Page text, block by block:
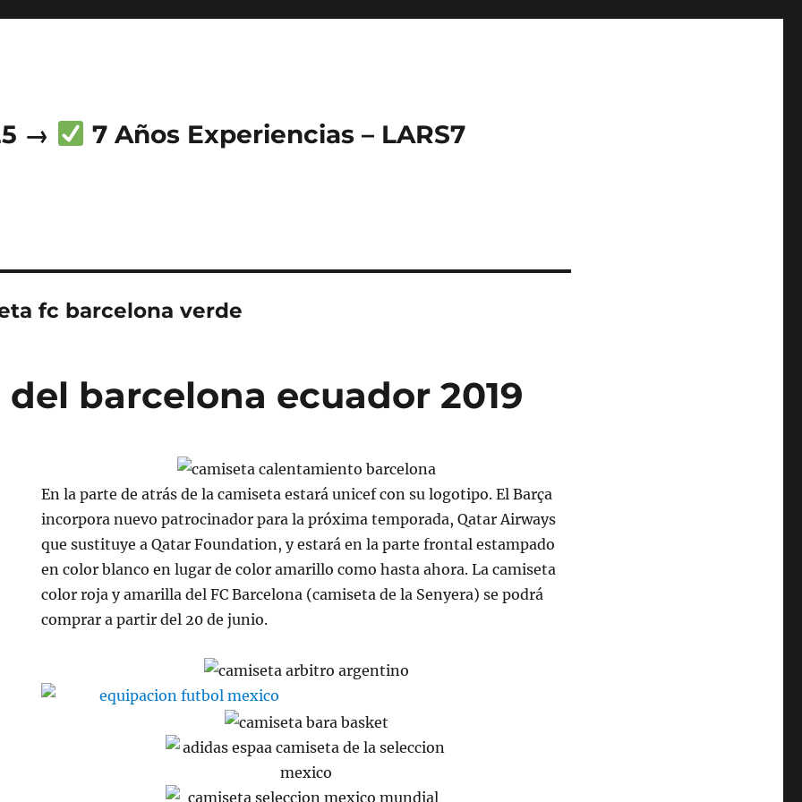
→ 7 Años Experiencias – LARS7
fc barcelona verde
barcelona ecuador 2019
En la parte de atrás de la camiseta estará unicef con su logotipo. El Barça
incorpora nuevo patrocinador para la próxima temporada, Qatar Airways
que sustituye a Qatar Foundation, y estará en la parte frontal estampado
en color blanco en lugar de color amarillo como hasta ahora. La camiseta
color roja y amarilla del FC Barcelona (camiseta de la Senyera) se podrá
comprar a partir del 20 de junio.